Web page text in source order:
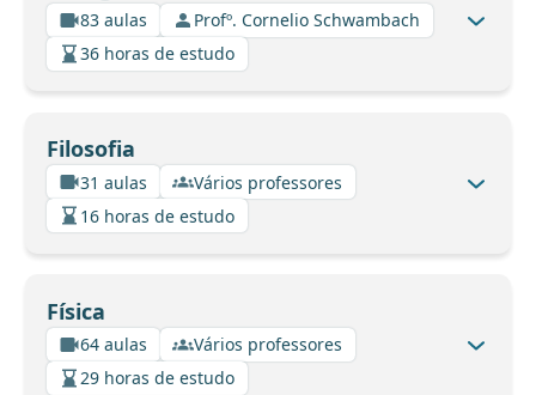
83 aulas
Profº. Cornelio Schwambach
36 horas de estudo
Filosofia
31 aulas
Vários professores
16 horas de estudo
Física
64 aulas
Vários professores
29 horas de estudo